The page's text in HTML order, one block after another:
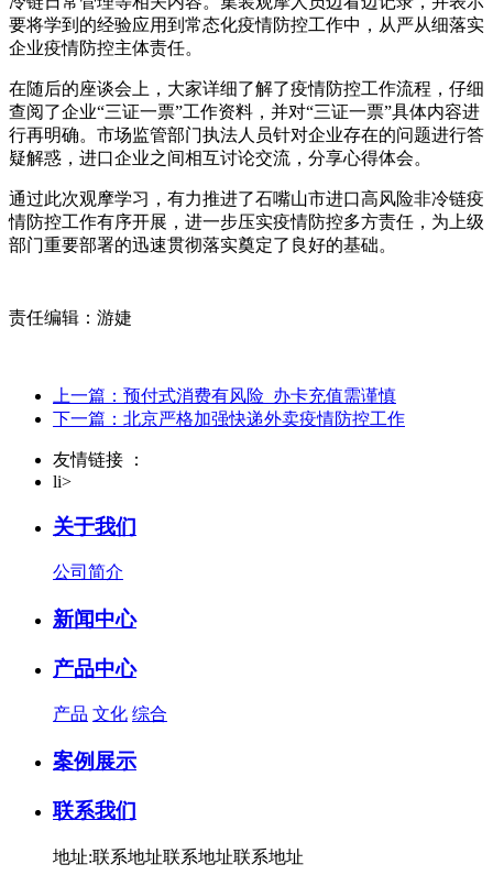
要将学到的经验应用到常态化疫情防控工作中，从严从细落实
企业疫情防控主体责任。
在随后的座谈会上，大家详细了解了疫情防控工作流程，仔细
查阅了企业“三证一票”工作资料，并对“三证一票”具体内容进
行再明确。市场监管部门执法人员针对企业存在的问题进行答
疑解惑，进口企业之间相互讨论交流，分享心得体会。
通过此次观摩学习，有力推进了石嘴山市进口高风险非冷链疫
情防控工作有序开展，进一步压实疫情防控多方责任，为上级
部门重要部署的迅速贯彻落实奠定了良好的基础。
责任编辑：游婕
上一篇：预付式消费有风险 办卡充值需谨慎
下一篇：北京严格加强快递外卖疫情防控工作
友情链接 ：
li>
关于我们
公司简介
新闻中心
产品中心
产品 文化 综合
案例展示
联系我们
地址:联系地址联系地址联系地址